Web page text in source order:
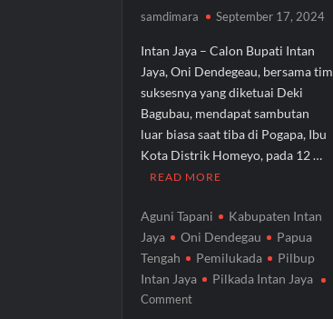
samdimara September 17, 2024
Intan Jaya – Calon Bupati Intan
Jaya, Oni Dendegeau, bersama tim
suksesnya yang diketuai Deki
Bagubau, mendapat sambutan
luar biasa saat tiba di Pogapa, Ibu
Kota Distrik Homeyo, pada 12 …
READ MORE
Aguni Tapani
Kabupaten Intan
Jaya
Oni Dendegau
Papua
Tengah
Pemilukada
Pilbup
Intan Jaya
Pilkada Intan Jaya
Commenton